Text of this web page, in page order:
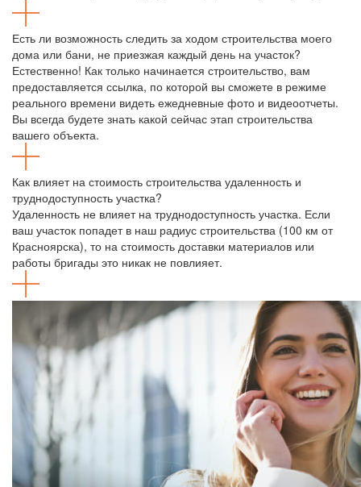
Есть ли возможность следить за ходом строительства моего
дома или бани, не приезжая каждый день на участок?
Естественно! Как только начинается строительство, вам
предоставляется ссылка, по которой вы сможете в режиме
реального времени видеть ежедневные фото и видеоотчеты.
Вы всегда будете знать какой сейчас этап строительства
вашего объекта.
Как влияет на стоимость строительства удаленность и
труднодоступность участка?
Удаленность не влияет на труднодоступность участка. Если
ваш участок попадет в наш радиус строительства (100 км от
Красноярска), то на стоимость доставки материалов или
работы бригады это никак не повлияет.